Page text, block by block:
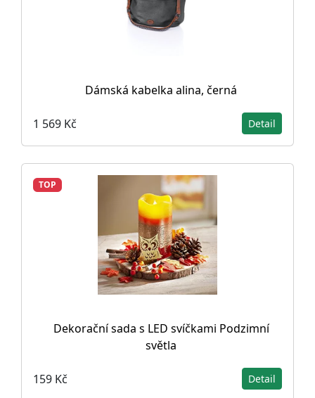
Dámská kabelka alina, černá
1 569 Kč Detail
TOP
Dekorační sada s LED svíčkami Podzimní
světla
159 Kč Detail